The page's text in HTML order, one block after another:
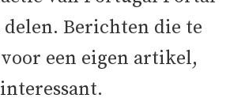
Berichten die te
een eigen artikel,